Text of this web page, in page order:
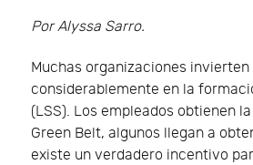
Por Alyssa Sarro.
Muchas organizaciones invierten
considerablemente en la
(LSS). Los empleados obtienen
Green Belt, algunos llegan a
existe un verdadero incentivo